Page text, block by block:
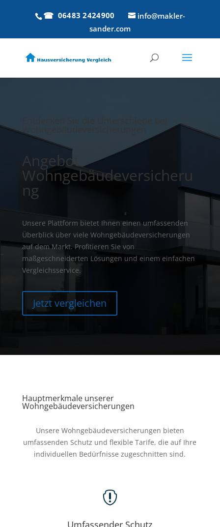
06483 2424900
info@makler-
sander.com
Wohngebäudeversicherungen
Angebot
Wohngebäudeversicheru
ng
Unsere Plattform bietet Ihnen einen umfassenden
Überblick über viele Wohngebäudeversicherungen
auf dem Markt. Profitieren Sie von
maßgeschneiderten Lösungen und einem einfachen
Vergleichsservice.
Jetzt vergleichen
Hauptmerkmale unserer
Wohngebäudeversicherungen
Unsere Wohngebäudeversicherungen bieten
umfassenden Schutz und flexible Tarife, die auf Ihre
individuellen Bedürfnisse zugeschnitten sind.

Umfassender Schutz